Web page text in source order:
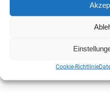
Cookie-Richtlinie
Prev project